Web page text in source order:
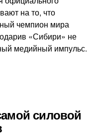
на то, что
чемпион мира
«Сибири» не
медийный импульс.
силовой